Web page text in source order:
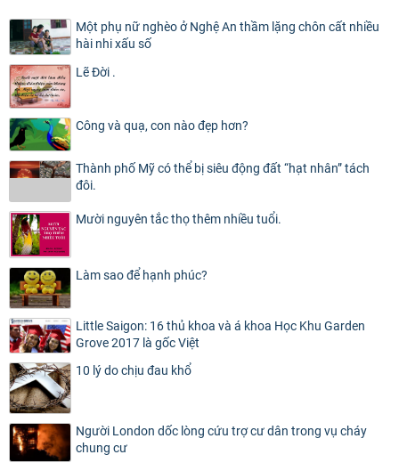
Một phụ nữ nghèo ở Nghệ An thầm lặng chôn cất nhiều
hài nhi xấu số
Lẽ Đời .
Công và quạ, con nào đẹp hơn?
Thành phố Mỹ có thể bị siêu động đất “hạt nhân” tách
đôi.
Mười nguyên tắc thọ thêm nhiều tuổi.
Làm sao để hạnh phúc?
Little Saigon: 16 thủ khoa và á khoa Học Khu Garden
Grove 2017 là gốc Việt
10 lý do chịu đau khổ
Người London dốc lòng cứu trợ cư dân trong vụ cháy
chung cư